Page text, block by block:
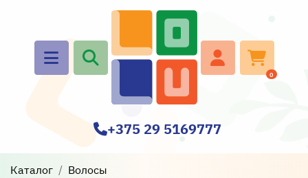
0
+375 29 5169777
Каталог
Волосы